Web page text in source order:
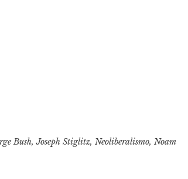
Bush,Joseph Stiglitz, Neoliberalismo, Noam